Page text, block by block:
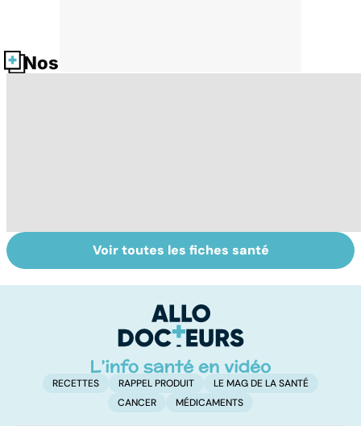
Nos fiches santé
Glande thyroïde :
le gendarme de
Cancer de la
thyroïde :
scintigraphie
Voir toutes les fiches santé
RECETTES RAPPEL PRODUIT
LE MAG DE LA SANTÉ
CANCER
MÉDICAMENTS